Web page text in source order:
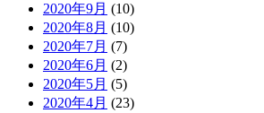
2020年9月 (10)
2020年8月 (10)
2020年7月 (7)
2020年6月 (2)
2020年5月 (5)
2020年4月 (23)